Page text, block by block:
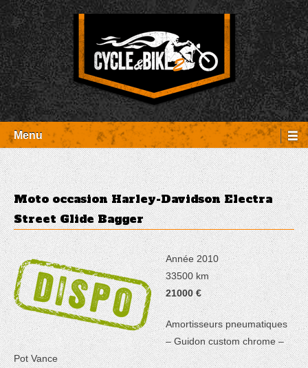
Aller
au
contenu
Cycle et Bike
Entretien Harley-Davidson, préparation et custom, boutique, pièces
détachées Rambouillet
Menu
Moto occasion Harley-Davidson Electra
Street Glide Bagger
Année 2010
33500 km
21000 €
Amortisseurs pneumatiques
– Guidon custom chrome –
Pot Vance
Panneau de gestion des cookies